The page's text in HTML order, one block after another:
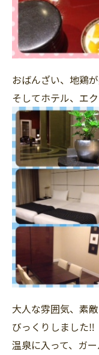
おばんざい、地鶏
そしてホテル、エ
大人な雰囲気、素
びっくりしました‼︎
温泉に入って、ガ